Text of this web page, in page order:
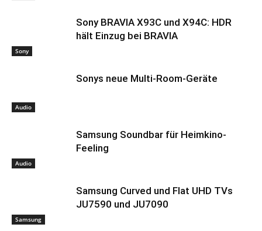
Sony
Sony BRAVIA X93C und X94C: HDR
hält Einzug bei BRAVIA
Audio
Sonys neue Multi-Room-Geräte
Audio
Samsung Soundbar für Heimkino-
Feeling
Samsung
Samsung Curved und Flat UHD TVs
JU7590 und JU7090